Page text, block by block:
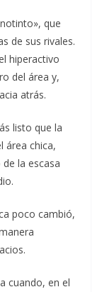
que
de sus rivales.
hiperactivo
del área y,
atrás.
listo que la
área chica,
la escasa
poco cambió,
cuando, en el